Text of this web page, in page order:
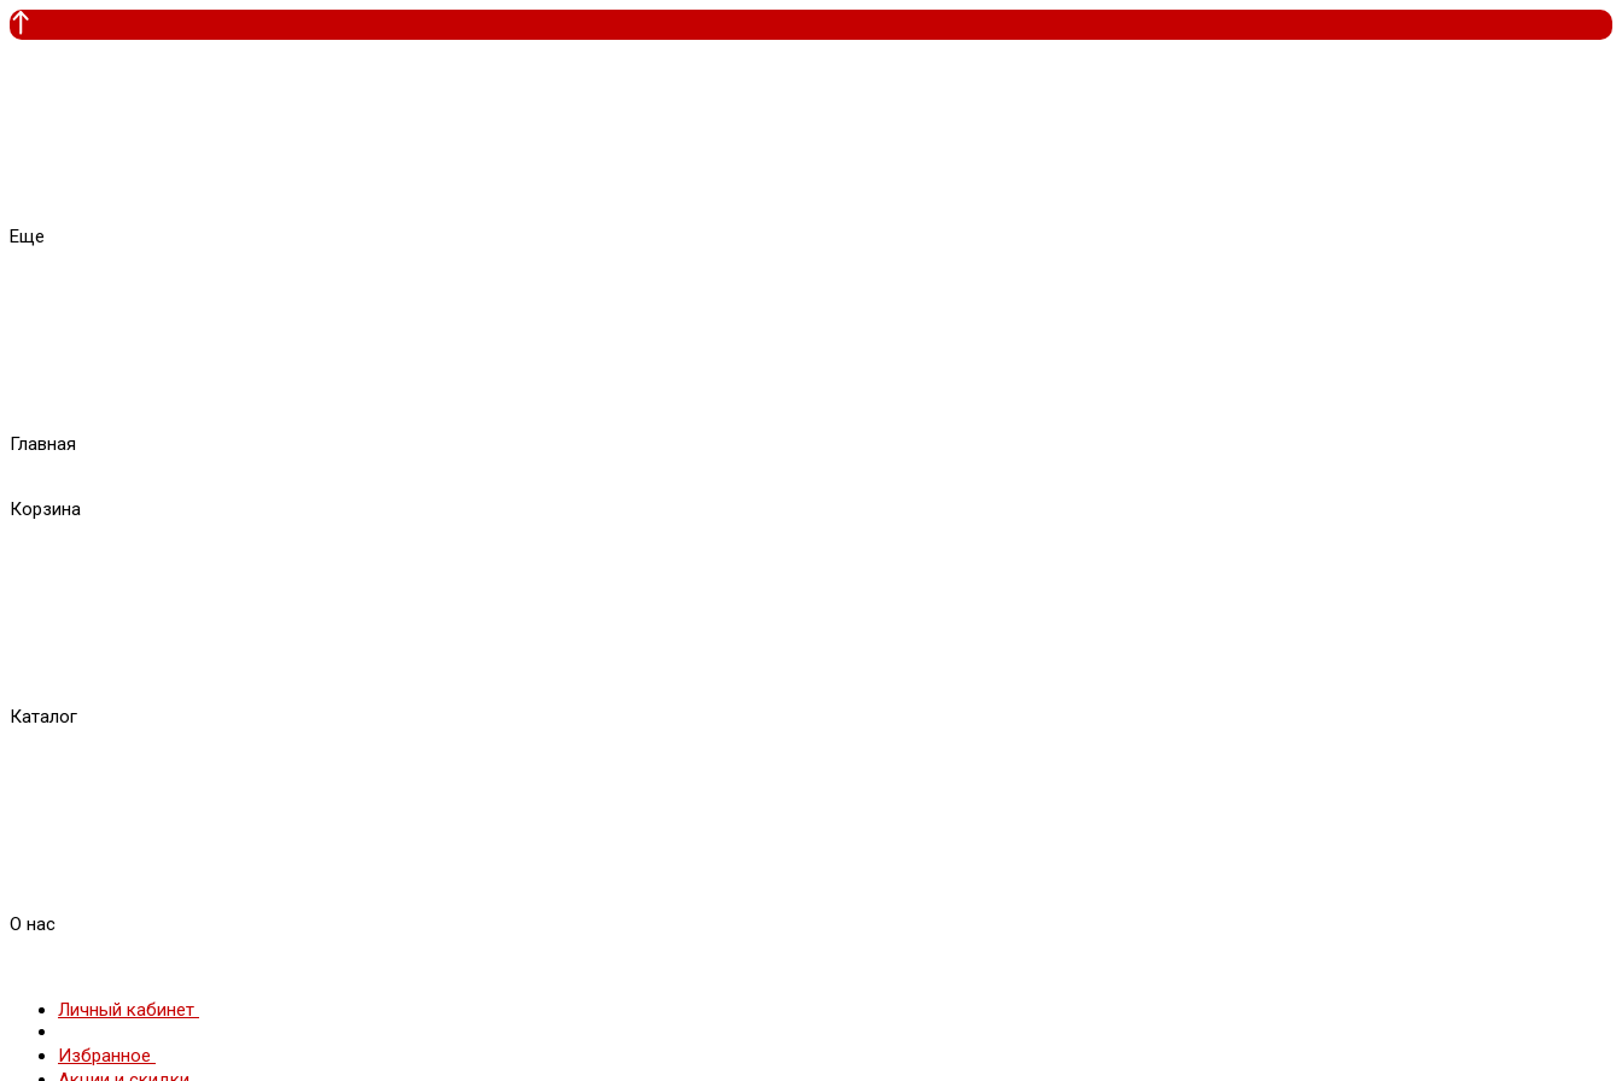
Еще
Главная
Корзина
Каталог
О нас
Личный кабинет
Избранное